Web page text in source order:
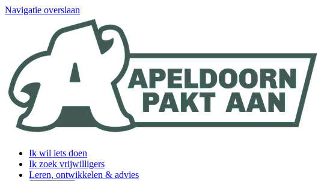
Navigatie overslaan
Ik wil iets doen
Ik zoek vrijwilligers
Leren, ontwikkelen & advies